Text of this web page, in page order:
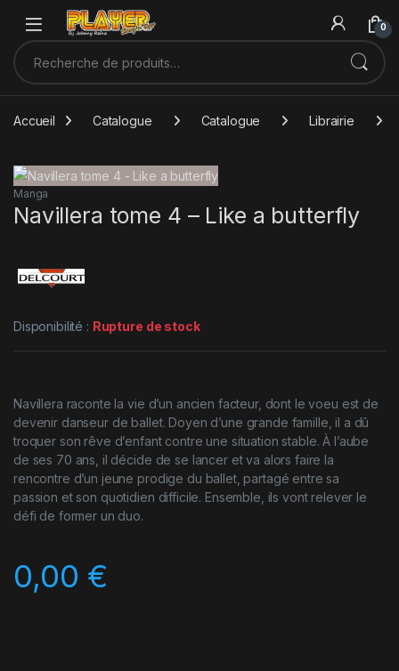
Sauter à la navigation
Skip to content
0
Recherche pour :
Accueil Catalogue Catalogue Librairie
Manga
Navillera tome 4 – Like a butterfly
Disponibilité : Rupture de stock
Navillera raconte la vie d’un ancien facteur, dont le voeu est de
devenir danseur de ballet. Doyen d’une grande famille, il a dû
troquer son rêve d’enfant contre une situation stable. À l’aube
de ses 70 ans, il décide de se lancer et va alors faire la
rencontre d’un jeune prodige du ballet, partagé entre sa
passion et son quotidien difficile. Ensemble, ils vont relever le
défi de former un duo.
0,00 €